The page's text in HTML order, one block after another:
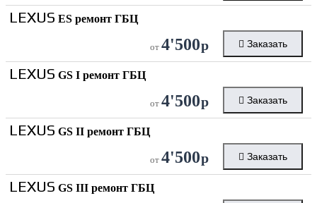
LEXUS ES ремонт ГБЦ
от 4'500р Заказать
LEXUS GS I ремонт ГБЦ
от 4'500р Заказать
LEXUS GS II ремонт ГБЦ
от 4'500р Заказать
LEXUS GS III ремонт ГБЦ